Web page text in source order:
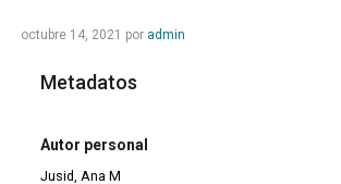
octubre 14, 2021 por admin
Metadatos
Autor personal
Jusid, Ana M